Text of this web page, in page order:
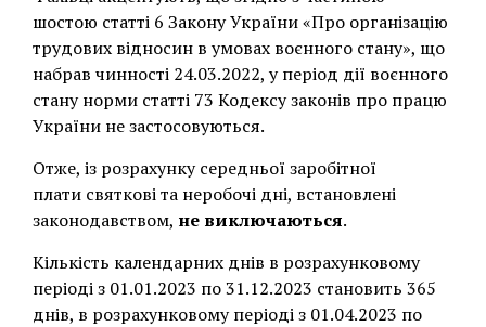
шостою статті 6 Закону України «Про організацію
трудових відносин в умовах воєнного стану», що
набрав чинності 24.03.2022, у період дії воєнного
стану норми статті 73 Кодексу законів про працю
України не застосовуються.
Отже, із розрахунку середньої заробітної
плати святкові та неробочі дні, встановлені
законодавством, не виключаються.
Кількість календарних днів в розрахунковому
періоді з 01.01.2023 по 31.12.2023 становить 365
днів, в розрахунковому періоді з 01.04.2023 по